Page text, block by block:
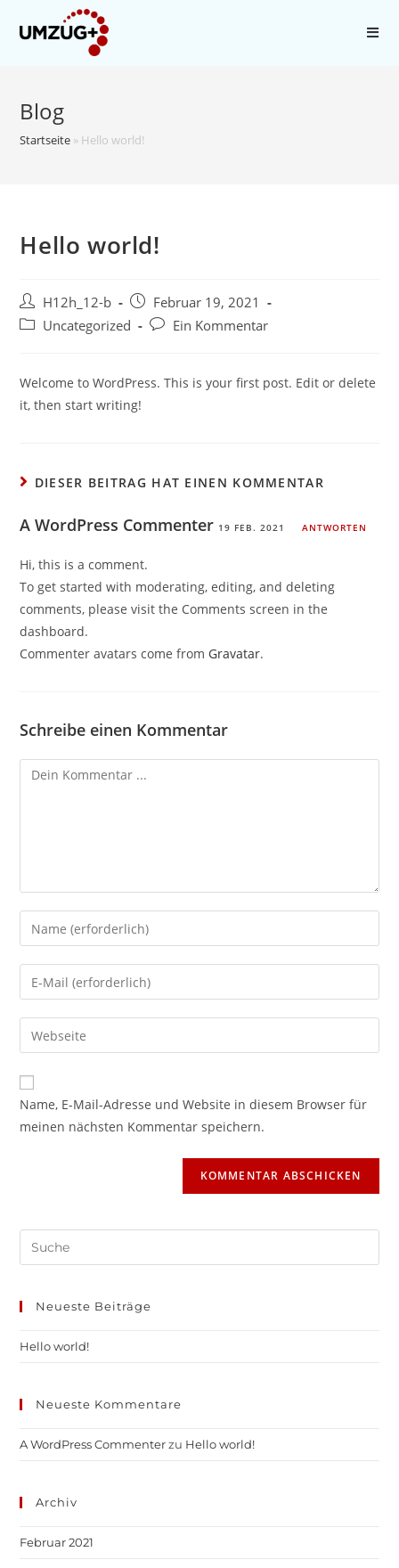
Inhalt
Blog
Startseite » Hello world!
Hello world!
Beitrags-
Autor:
H12h_12-b
Beitrag
veröffentlicht:
Februar 19, 2021
Beitrags-
Uncategorized
Beitrags-
Ein Kommentar
Welcome to WordPress. This is your first post. Edit or delete
it, then start writing!
DIESER BEITRAG HAT EINEN KOMMENTAR
A WordPress Commenter 19 FEB. 2021 ANTWORTEN
Hi, this is a comment.
To get started with moderating, editing, and deleting
comments, please visit the Comments screen in the
dashboard.
Commenter avatars come from Gravatar.
Schreibe einen Kommentar
Kommentieren
Gib
deinen
Namen
oder
zum
Kommentieren
ein
Gib
deine
E-
Mail-
zum
Kommentieren
ein
Gib
deine
Website-
URL
Name, E-Mail-Adresse und Website in diesem Browser für
meinen nächsten Kommentar speichern.
Search
this
Neueste Beiträge
Hello world!
Neueste Kommentare
A WordPress Commenterzu Hello world!
Archiv
Februar 2021